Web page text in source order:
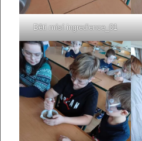
Děti mísí ingredience_01